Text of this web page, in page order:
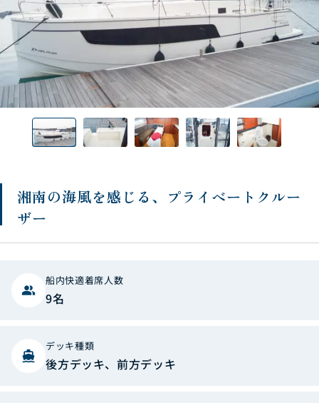
湘南の海風を感じる、プライベートクルー
ザー
people_alt
船内快適着席人数
9名
directions_boat
デッキ種類
後方デッキ、前方デッキ